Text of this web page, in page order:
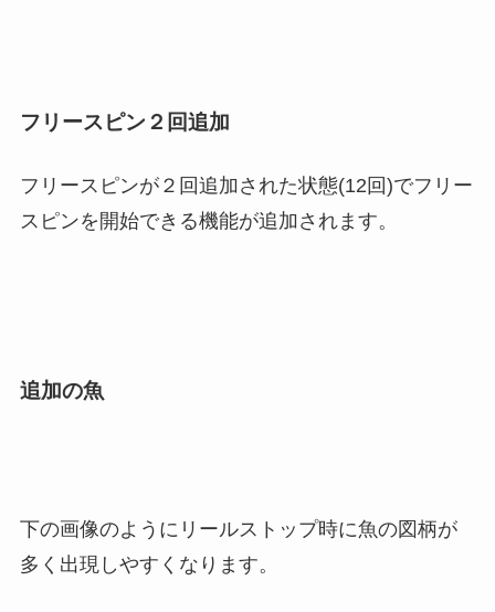
フリースピン２回追加
フリースピンが２回追加された状態(12回)でフリー
スピンを開始できる機能が追加されます。
追加の魚
下の画像のようにリールストップ時に魚の図柄が
多く出現しやすくなります。